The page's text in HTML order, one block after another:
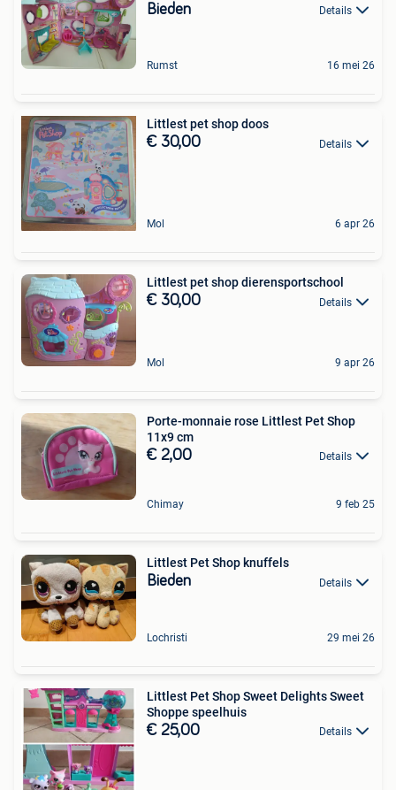
Bieden Details
Rumst 16 mei 26
Littlest pet shop doos
€ 30,00 Details
Mol 6 apr 26
Littlest pet shop dierensportschool
€ 30,00 Details
Mol 9 apr 26
Porte-monnaie rose Littlest Pet Shop
11x9 cm
€ 2,00 Details
Chimay 9 feb 25
Littlest Pet Shop knuffels
Bieden Details
Lochristi 29 mei 26
Littlest Pet Shop Sweet Delights Sweet
Shoppe speelhuis
€ 25,00 Details